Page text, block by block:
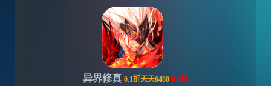
异界修真 0.1折天天6480 0.1折